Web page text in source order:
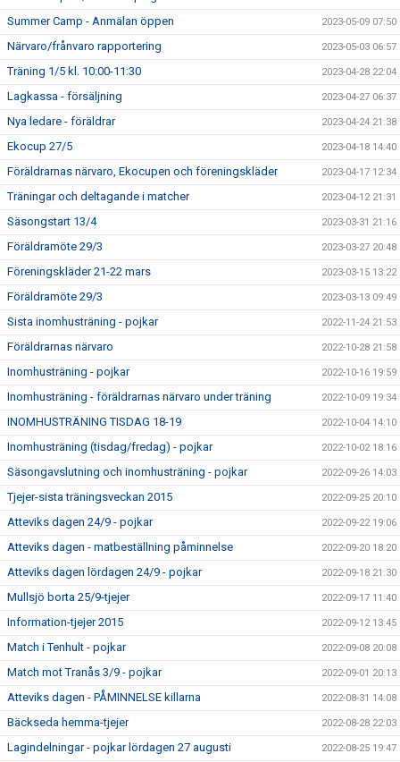
Summer Camp - Anmälan öppen 2023-05-09 07:50
Närvaro/frånvaro rapportering 2023-05-03 06:57
Träning 1/5 kl. 10:00-11:30 2023-04-28 22:04
Lagkassa - försäljning 2023-04-27 06:37
Nya ledare - föräldrar 2023-04-24 21:38
Ekocup 27/5 2023-04-18 14:40
Föräldrarnas närvaro, Ekocupen och föreningskläder 2023-04-17 12:34
Träningar och deltagande i matcher 2023-04-12 21:31
Säsongstart 13/4 2023-03-31 21:16
Föräldramöte 29/3 2023-03-27 20:48
Föreningskläder 21-22 mars 2023-03-15 13:22
Föräldramöte 29/3 2023-03-13 09:49
Sista inomhusträning - pojkar 2022-11-24 21:53
Föräldrarnas närvaro 2022-10-28 21:58
Inomhusträning - pojkar 2022-10-16 19:59
Inomhusträning - föräldrarnas närvaro under träning 2022-10-09 19:34
INOMHUSTRÄNING TISDAG 18-19 2022-10-04 14:10
Inomhusträning (tisdag/fredag) - pojkar 2022-10-02 18:16
Säsongavslutning och inomhusträning - pojkar 2022-09-26 14:03
Tjejer-sista träningsveckan 2015 2022-09-25 20:10
Atteviks dagen 24/9 - pojkar 2022-09-22 19:06
Atteviks dagen - matbeställning påminnelse 2022-09-20 18:20
Atteviks dagen lördagen 24/9 - pojkar 2022-09-18 21:30
Mullsjö borta 25/9-tjejer 2022-09-17 11:40
Information-tjejer 2015 2022-09-12 13:45
Match i Tenhult - pojkar 2022-09-08 20:08
Match mot Tranås 3/9 - pojkar 2022-09-01 20:13
Atteviks dagen - PÅMINNELSE killarna 2022-08-31 14:08
Bäckseda hemma-tjejer 2022-08-28 22:03
Lagindelningar - pojkar lördagen 27 augusti 2022-08-25 19:47